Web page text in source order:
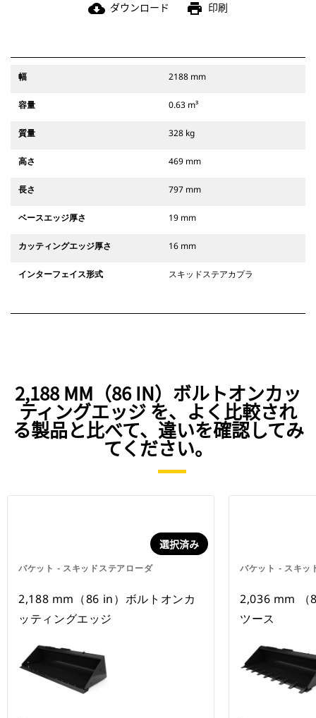
cloud_download ダウンロード print 印刷
幅 2188 mm
容量 0.63 m³
質量 328 kg
高さ 469 mm
長さ 797 mm
ベースエッジ厚さ 19 mm
カッティングエッジ厚さ 16 mm
インターフェイス形式 スキッドステアカプラ
2,188 MM（86 IN）ボルトオンカッ
ティングエッジ を、よく比較され
る製品と比べて、違いを確認してみ
てください。
バケット - スキッドステアローダ
選択済み
2,188 mm（86 in）ボルトオンカ
ッティングエッジ
バケット - スキッ
2,036 mm （
ツース